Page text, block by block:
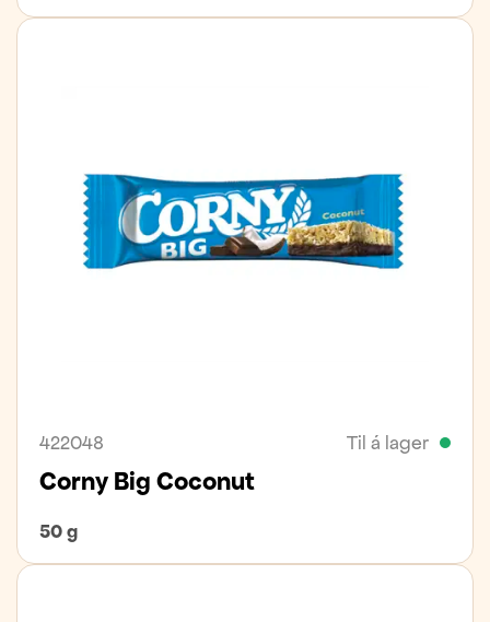
422048 Til á lager
Corny Big Coconut
50 g